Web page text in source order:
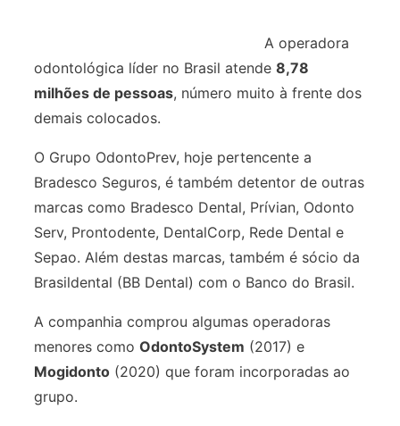
A operadora
odontológica líder no Brasil atende 8,78
milhões de pessoas, número muito à frente dos
demais colocados.
O Grupo OdontoPrev, hoje pertencente a
Bradesco Seguros, é também detentor de outras
marcas como Bradesco Dental, Prívian, Odonto
Serv, Prontodente, DentalCorp, Rede Dental e
Sepao. Além destas marcas, também é sócio da
Brasildental (BB Dental) com o Banco do Brasil.
A companhia comprou algumas operadoras
menores como OdontoSystem (2017) e
Mogidonto (2020) que foram incorporadas ao
grupo.